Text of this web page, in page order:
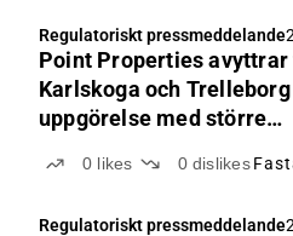
Regulatoriskt pressmeddelande
Point Properties
Karlskoga och
uppgörelse med större
0 likes 0 dislikes
Regulatoriskt pressmeddelande